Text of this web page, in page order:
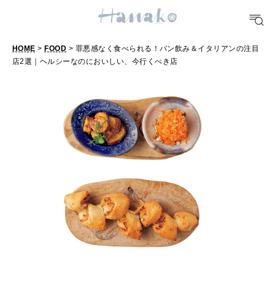
FORTUNE
明日のわたし
[12星座別] Monthly Love Holoscope
女神まり愛のタロットメッセージ
HEALTH
自分にやさしく
知る、考える
MAMA
ママもいろいろ
罪
HOME > FOOD > 罪悪感なく食べられる！パン飲み＆イタリアンの注目
店2選｜ヘルシーなのにおいしい、今行くべき店